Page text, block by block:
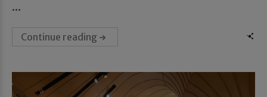
...
Continue reading